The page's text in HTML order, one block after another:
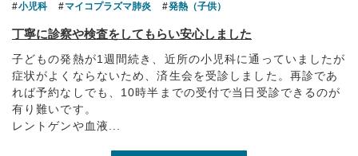
小児科 マイコプラズマ肺炎 発熱（子供）
丁寧に診察や検査をしてもらい安心しました
子どもの発熱が1週間続き、近所の小児科に通っていましたが
症状がよくならないため、済生会を受診しました。再診であ
れば予約なしでも、10時半までの受付で当日受診できるのが
有り難いです。
レントゲンや血液...